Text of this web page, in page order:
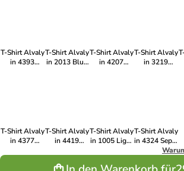
T-Shirt Alvaly
in 4393
T-Shirt Alvaly
in 2013 Blue
T-Shirt Alvaly
in 4207
T-Shirt Alvaly
in 3219
T-Shirt Alvaly
in 4377
T-Shirt Alvaly
in 4419
T-Shirt Alvaly
in 1005 Light
T-Shirt Alvaly
in 4324 Sepia
Rose